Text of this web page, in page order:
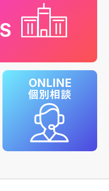
ONLINE
個別相談